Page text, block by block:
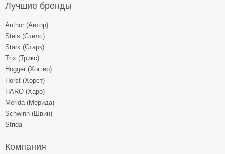
Лучшие бренды
Author (Автор)
Stels (Стелс)
Stark (Старк)
Trix (Трикс)
Hogger (Хоггер)
Horst (Хорст)
HARO (Харо)
Merida (Мерида)
Schwinn (Швин)
Strida
Компания